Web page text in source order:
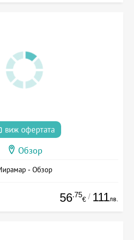
виж офертата
Обзор
- Обзор
56.75
€ / 111лв.